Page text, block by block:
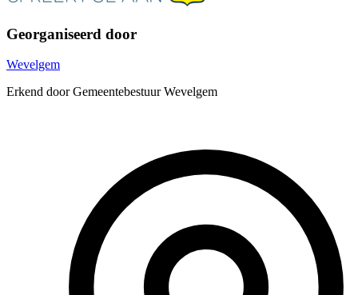
Georganiseerd door
Wevelgem
Erkend door Gemeentebestuur Wevelgem